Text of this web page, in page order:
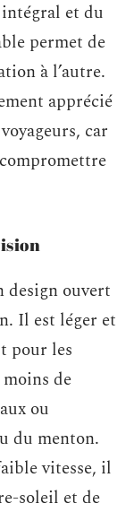
intégral et du
permet de
à l’autre.
apprécié
car
design ouvert
Il est léger et
pour les
de
ou
du menton.
vitesse, il
soleil et de